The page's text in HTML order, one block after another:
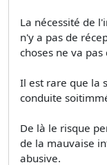
La nécessité de
n'y a pas de
choses ne va pas
Il est rare que la
conduite
De là le risque
de la mauvaise
abusive.